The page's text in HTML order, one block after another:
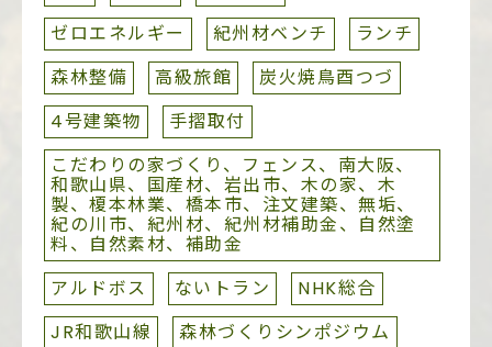
ゼロエネルギー
紀州材ベンチ
ランチ
森林整備
高級旅館
炭火焼鳥酉つづ
4号建築物
手摺取付
こだわりの家づくり、フェンス、南大阪、
和歌山県、国産材、岩出市、木の家、木
製、榎本林業、橋本市、注文建築、無垢、
紀の川市、紀州材、紀州材補助金、自然塗
料、自然素材、補助金
アルドボス
ないトラン
NHK総合
JR和歌山線
森林づくりシンポジウム